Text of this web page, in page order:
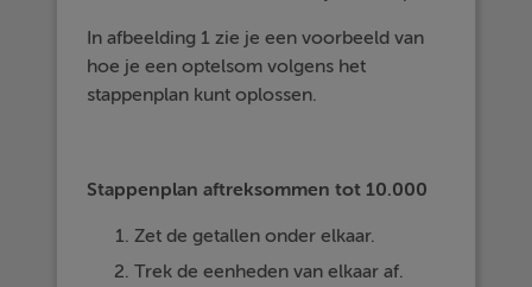
In afbeelding 1 zie je een voorbeeld van
hoe je een optelsom volgens het
stappenplan kunt oplossen.
Stappenplan aftreksommen tot 10.000
Zet de getallen onder elkaar.
Trek de eenheden van elkaar af.